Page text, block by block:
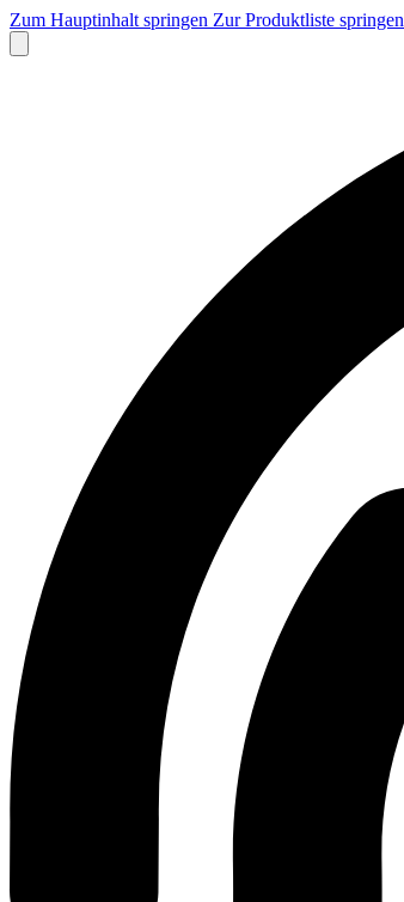
Zum Hauptinhalt springen Zur Produktliste springen